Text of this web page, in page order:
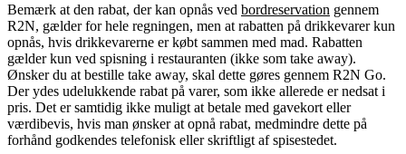
Bemærk at den rabat, der kan opnås ved bordreservation gennem
R2N, gælder for hele regningen, men at rabatten på drikkevarer kun
opnås, hvis drikkevarerne er købt sammen med mad. Rabatten
gælder kun ved spisning i restauranten (ikke som take away).
Ønsker du at bestille take away, skal dette gøres gennem R2N Go.
Der ydes udelukkende rabat på varer, som ikke allerede er nedsat i
pris. Det er samtidig ikke muligt at betale med gavekort eller
værdibevis, hvis man ønsker at opnå rabat, medmindre dette på
forhånd godkendes telefonisk eller skriftligt af spisestedet.